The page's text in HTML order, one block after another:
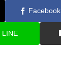
Facebook
LINE